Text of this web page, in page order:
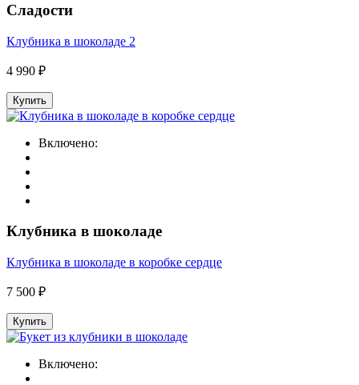
Сладости
Клубника в шоколаде 2
4 990 ₽
Купить
Включено:
Клубника в шоколаде
Клубника в шоколаде в коробке сердце
7 500 ₽
Купить
Включено: